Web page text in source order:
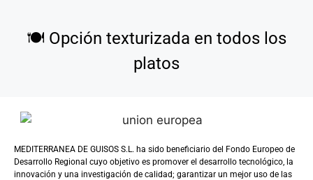
🍽️ Opción texturizada en todos los
platos
MEDITERRANEA DE GUISOS S.L. ha sido beneficiario del Fondo Europeo de
Desarrollo Regional cuyo objetivo es promover el desarrollo tecnológico, la
innovación y una investigación de calidad; garantizar un mejor uso de las